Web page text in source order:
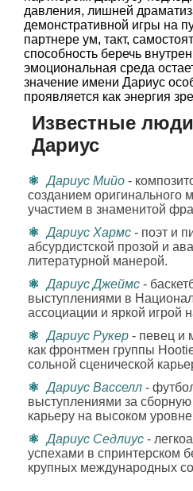
давления, лишней
демонстративной игры на
партнере ум, такт,
способность беречь
эмоциональная среда
значение имени Дариус
проявляется как энергия
Известные
Дариус
Дариус Мийо -
созданием оригинального
участием в знаменитой
Дариус Хармс - поэт и
абсурдистской прозой и
литературной манерой.
Дариус Джеймс -
выступлениями в
ассоциации и яркой игрой
Дариус Рукер - певец и
как фронтмен группы
сольной сценической
Дариус Васселл -
выступлениями за
карьеру на высоком
Дариус Седлиус -
успехами в спринтерском
крупных международных